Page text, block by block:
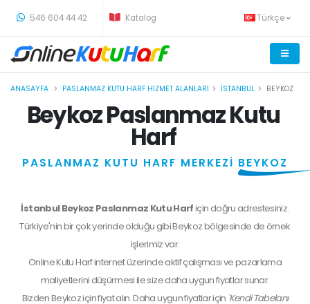
546 604 44 42 Katalog Türkçe
ANASAYFA PASLANMAZ KUTU HARF HIZMET ALANLARI İSTANBUL BEYKOZ
Beykoz Paslanmaz Kutu
Harf
PASLANMAZ KUTU HARF MERKEZİ BEYKOZ
İstanbul Beykoz Paslanmaz Kutu Harfiçin doğru adrestesiniz.
Türkiye'nin bir çok yerinde olduğu gibi Beykoz bölgesinde de örnek
işlerimiz var.
Online Kutu Harf internet üzerinde aktif çalışması ve pazarlama
maliyetlerini düşürmesi ile size daha uygun fiyatlar sunar.
BizdenBeykoziçin fiyat alın. Daha uygun fiyatlar için 'Kendi Tabelanı